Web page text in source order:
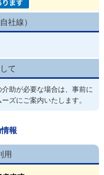
社線）
て
助が必要な場合は、事前に
ズにご案内いたします。
報
用